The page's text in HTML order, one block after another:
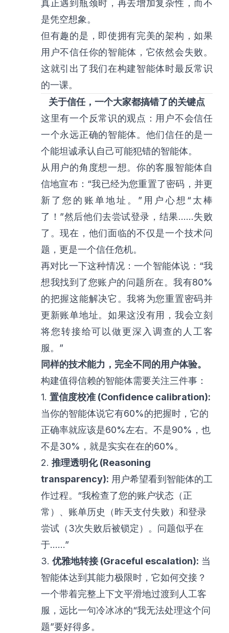
真正遇到瓶颈时，再去增加复杂性，而不
是凭空想象。
但有趣的是，即使拥有完美的架构，如果
用户不信任你的智能体，它依然会失败。
这就引出了我们在构建智能体时最反常识
的一课。
关于信任，一个大家都搞错了的关键点
这里有一个反常识的观点：用户不会信任
一个永远正确的智能体。他们信任的是一
个能坦诚承认自己可能犯错的智能体。
从用户的角度想一想。你的客服智能体自
信地宣布：“我已经为您重置了密码，并更
新了您的账单地址。”用户心想“太棒
了！”然后他们去尝试登录，结果……失败
了。现在，他们面临的不仅是一个技术问
题，更是一个信任危机。
再对比一下这种情况：一个智能体说：“我
想我找到了您账户的问题所在。我有80%
的把握这能解决它。我将为您重置密码并
更新账单地址。如果这没有用，我会立刻
将您转接给可以做更深入调查的人工客
服。”
同样的技术能力，完全不同的用户体验。
构建值得信赖的智能体需要关注三件事：
1. 置信度校准 (Confidence calibration):
当你的智能体说它有60%的把握时，它的
正确率就应该是60%左右。不是90%，也
不是30%，就是实实在在的60%。
2. 推理透明化 (Reasoning
transparency): 用户希望看到智能体的工
作过程。“我检查了您的账户状态（正
常）、账单历史（昨天支付失败）和登录
尝试（3次失败后被锁定）。问题似乎在
于……”
3. 优雅地转接 (Graceful escalation): 当
智能体达到其能力极限时，它如何交接？
一个带着完整上下文平滑地过渡到人工客
服，远比一句冷冰冰的“我无法处理这个问
题”要好得多。